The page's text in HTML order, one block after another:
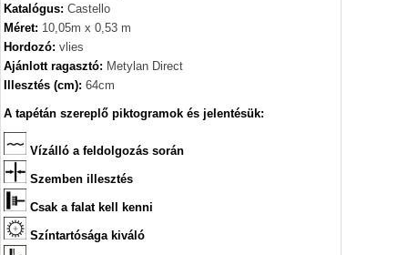
Katalógus: Castello
Méret: 10,05m x 0,53 m
Hordozó: vlies
Ajánlott ragasztó: Metylan Direct
Illesztés (cm): 64cm
A tapétán szereplő piktogramok és jelentésük:
Vízálló a feldolgozás során
Szemben illesztés
Csak a falat kell kenni
Színtartósága kiváló